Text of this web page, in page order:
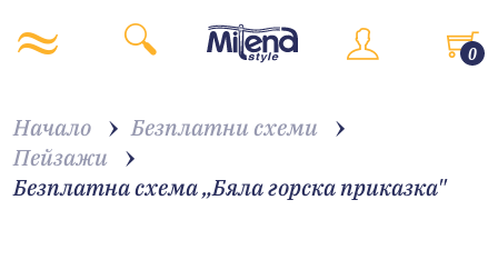
0
Начало
Безплатни схеми
Пейзажи
Безплатна схема „Бяла горска приказка"